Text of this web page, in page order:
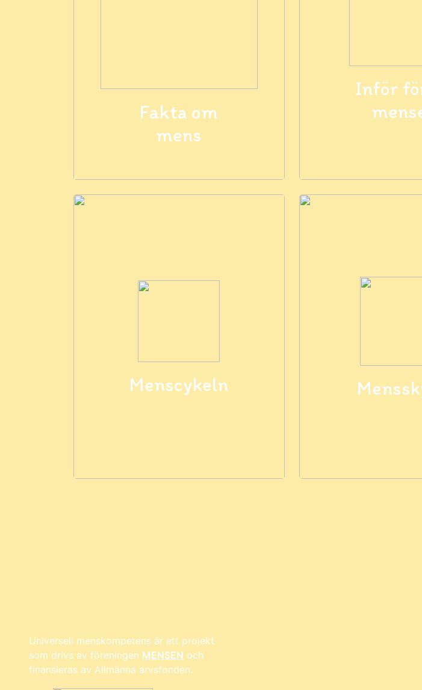
Fakta om
mens
Inför
Menscykeln
Universell menskompetens är ett projekt
som drivs av föreningen MENSEN och
finansieras av Allmänna arvsfonden.